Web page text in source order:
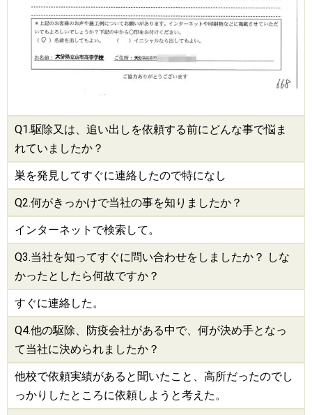
Q1.駆除又は、追い出しを依頼する前にどんな事で悩ま
れていましたか？
巣を発見してすぐに連絡したので特になし
Q2.何がきっかけで当社の事を知りましたか？
インターネットで検索して。
Q3.当社を知ってすぐに問い合わせをしましたか？ しな
かったとしたら何故ですか？
すぐに連絡した。
Q4.他の駆除、 防疫会社がある中で、何が決め手となっ
て当社に決められましたか？
他校で依頼実績があると聞いたこと、高所だったのでし
っかりしたところに依頼しようと考えた。